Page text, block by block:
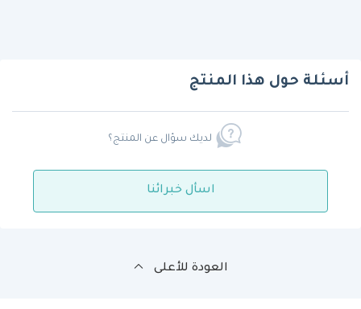
أسئلة حول هذا المنتج
لديك سؤال عن المنتج؟
اسأل خبرائنا
العودة للأعلى